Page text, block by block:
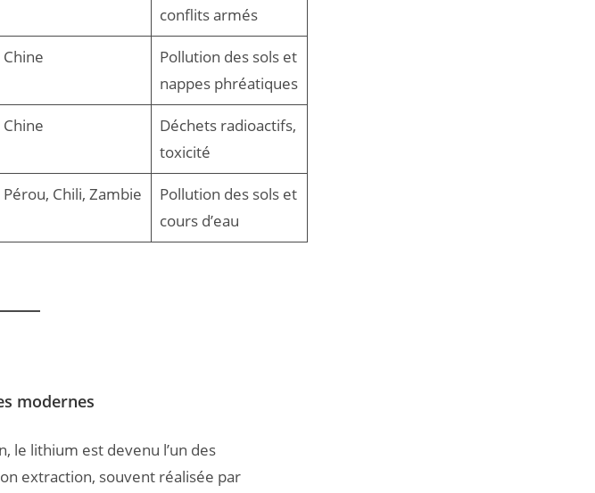
conflits armés
Chine
Pollution des sols et
nappes phréatiques
Chine
Déchets radioactifs,
toxicité
Pérou, Chili, Zambie
Pollution des sols et
cours d’eau
modernes
le lithium est devenu l’un des
extraction, souvent réalisée par